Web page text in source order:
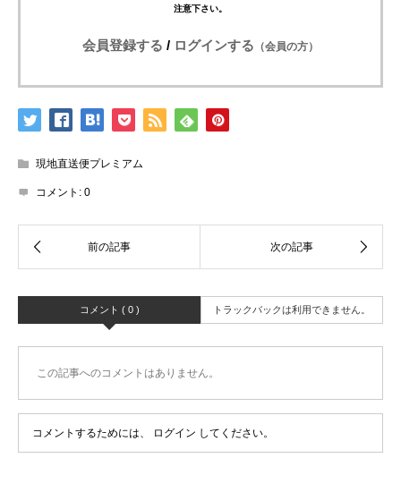
注意下さい。
会員登録する / ログインする （会員の方）
現地直送便プレミアム
コメント: 0
コメント ( 0 ) トラックバックは利用できません。
この記事へのコメントはありません。
コメントするためには、 ログイン してください。